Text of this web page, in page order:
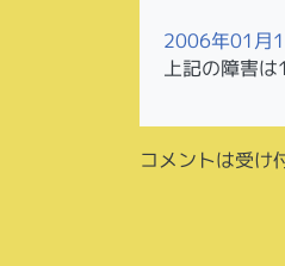
2006年01月
上記の障害
コメントは受け